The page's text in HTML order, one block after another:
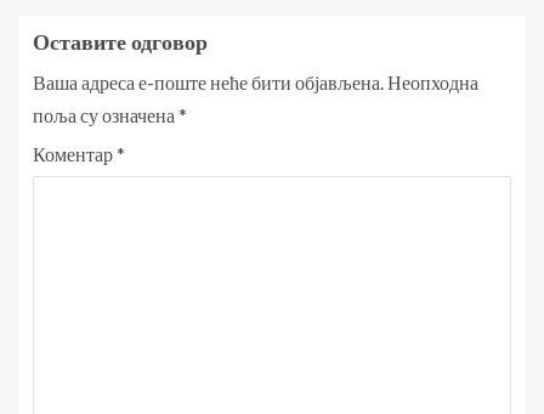
Оставите одговор
Ваша адреса е-поште неће бити објављена. Неопходна
поља су означена *
Коментар*